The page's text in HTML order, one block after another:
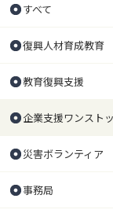
すべて
復興人材育成教育
教育復興支援
企業支援ワンスト
災害ボランティア
事務局